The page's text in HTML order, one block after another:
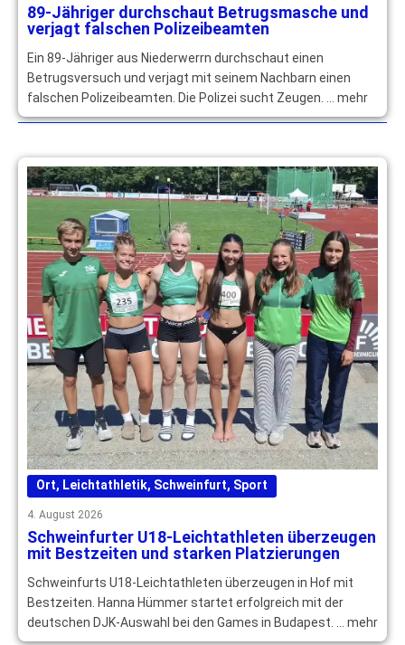
89-Jähriger durchschaut Betrugsmasche und
verjagt falschen Polizeibeamten
Ein 89-Jähriger aus Niederwerrn durchschaut einen
Betrugsversuch und verjagt mit seinem Nachbarn einen
falschen Polizeibeamten. Die Polizei sucht Zeugen. … mehr
Ort, Leichtathletik, Schweinfurt, Sport
4. August 2026
Schweinfurter U18-Leichtathleten überzeugen
mit Bestzeiten und starken Platzierungen
Schweinfurts U18-Leichtathleten überzeugen in Hof mit
Bestzeiten. Hanna Hümmer startet erfolgreich mit der
deutschen DJK-Auswahl bei den Games in Budapest. … mehr